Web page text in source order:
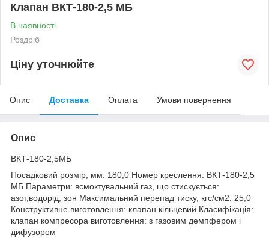
Клапан ВКТ-180-2,5 МБ
В наявності
Роздріб
Ціну уточнюйте
Опис Доставка Оплата Умови повернення
Опис
ВКТ-180-2,5МБ
Посадковий розмір, мм: 180,0 Номер креслення: ВКТ-180-2,5
МБ Параметри: всмоктувальний газ, що стискується:
азот,водорід, зон Максимальний перепад тиску, кгс/см2: 25,0
Конструктивне виготовлення: клапан кільцевий Класифікація:
клапан компресора виготовлення: з газовим демпфером і
дифузором